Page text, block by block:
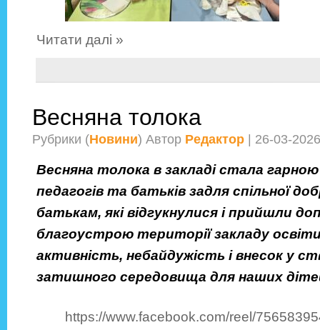
Читати далі »
Весняна толока
Рубрики (Новини) Автор Редактор | 26-03-2026
Весняна толока в закладі стала
педагогів та батьків задля спільної
батькам, які відгукнулися і прийшли
благоустрою території закладу
активність, небайдужість і внесок у
затишного середовища для наших
https://www.facebook.com/reel/